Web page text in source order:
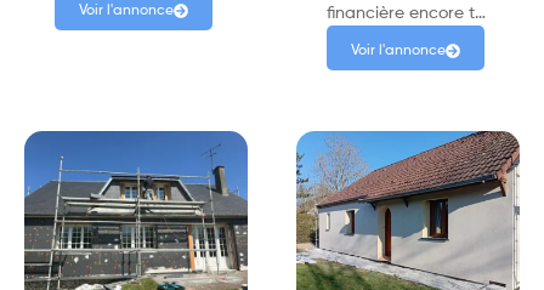
Voir l'annonce
financière encore t…
Voir l'annonce